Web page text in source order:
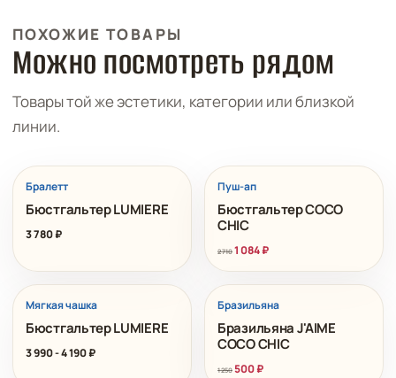
ПОХОЖИЕ ТОВАРЫ
Можно посмотреть рядом
Товары той же эстетики, категории или близкой
линии.
Бралетт
Бюстгальтер LUMIERE
3 780₽
Пуш-ап
Бюстгальтер COCO
CHIC
2 710 1 084₽
Мягкая чашка
Бюстгальтер LUMIERE
3 990-4 190₽
Бразильяна
Бразильяна J'AIME
COCO CHIC
1 250 500₽